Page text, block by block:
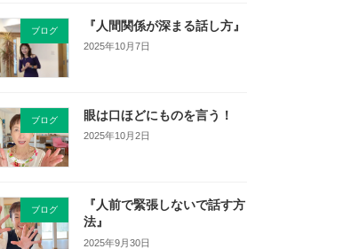
ブログ 『人間関係が深まる話し方』
2025年10月7日
ブログ 眼は口ほどにものを言う！
2025年10月2日
ブログ
『人前で緊張しないで話す方
法』
2025年9月30日